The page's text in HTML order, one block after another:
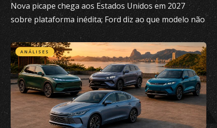
Nova picape chega aos Estados Unidos em 2027
sobre plataforma inédita; Ford diz ao que modelo não
está nos planos para o Brasil no momento
ANÁLISES